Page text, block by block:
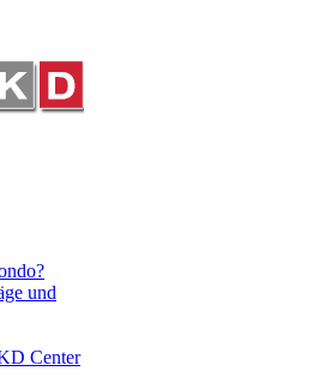
und
Center